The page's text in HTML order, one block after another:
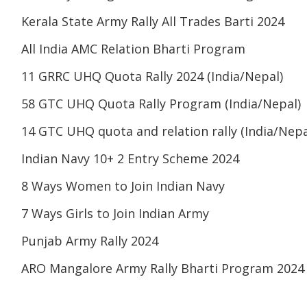
Kerala State Army Rally All Trades Barti 2024
All India AMC Relation Bharti Program
11 GRRC UHQ Quota Rally 2024 (India/Nepal)
58 GTC UHQ Quota Rally Program (India/Nepal)
14 GTC UHQ quota and relation rally (India/
Indian Navy 10+ 2 Entry Scheme 2024
8 Ways Women to Join Indian Navy
7 Ways Girls to Join Indian Army
Punjab Army Rally 2024
ARO Mangalore Army Rally Bharti Program 2024